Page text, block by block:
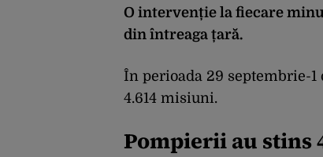
O intervenție la fiecare
din întreaga țară.
În perioada 29 septembrie-
4.614 misiuni.
Pompierii au stins